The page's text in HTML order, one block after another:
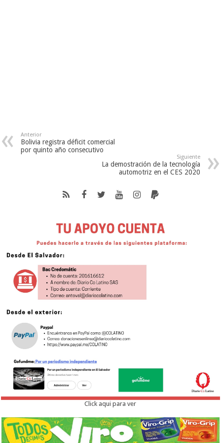
Anterior
Bolivia registra déficit comercial
por quinto año consecutivo
Siguiente
La demostración de la tecnología
automotriz en el CES 2020
Click aqui para ver